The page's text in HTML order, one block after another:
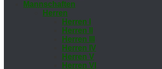
Mann­schaf­ten
Her­ren
Her­ren I
Her­ren II
Her­ren III
Her­ren IV
Her­ren V
Her­ren VI